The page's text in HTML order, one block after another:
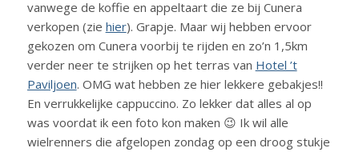
vanwege de koffie en appeltaart die ze bij Cunera
verkopen (zie hier). Grapje. Maar wij hebben ervoor
gekozen om Cunera voorbij te rijden en zo’n 1,5km
verder neer te strijken op het terras van Hotel ’t
Paviljoen. OMG wat hebben ze hier lekkere gebakjes!!
En verrukkelijke cappuccino. Zo lekker dat alles al op
was voordat ik een foto kon maken 😉 Ik wil alle
wielrenners die afgelopen zondag op een droog stukje